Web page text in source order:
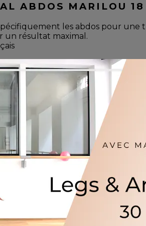
ABDOS MARILOU 18
les abdos pour
un résultat maximal.